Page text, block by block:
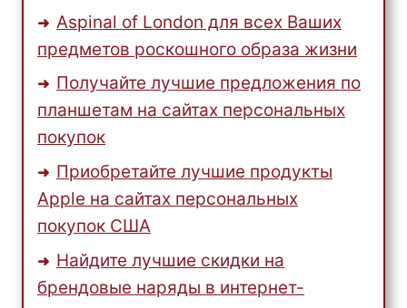
Aspinal of London для всех Ваших
предметов роскошного образа жизни
Получайте лучшие предложения по
планшетам на сайтах персональных
покупок
Приобретайте лучшие продукты
Apple на сайтах персональных
покупок США
Найдите лучшие скидки на
брендовые наряды в интернет-